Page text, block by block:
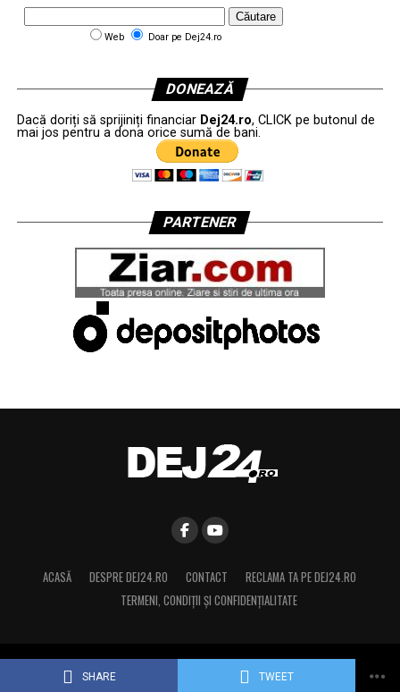
SHARE TWEET
Web Doar pe Dej24.ro
DONEAZĂ
Dacă doriți să sprijiniți financiar Dej24.ro, CLICK pe butonul de
mai jos pentru a dona orice sumă de bani.
PARTENER
ACASĂ DESPRE DEJ24.RO CONTACT
RECLAMA TA PE DEJ24.RO
TERMENI, CONDIŢII ȘI CONFIDENȚIALITATE
Copyright © 2015 Dej24.ro. Toate drepturile rezervate.